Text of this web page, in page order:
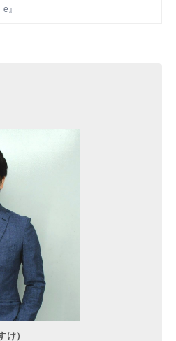
は、効果的な施策の一つです。 本書で
e』
け）